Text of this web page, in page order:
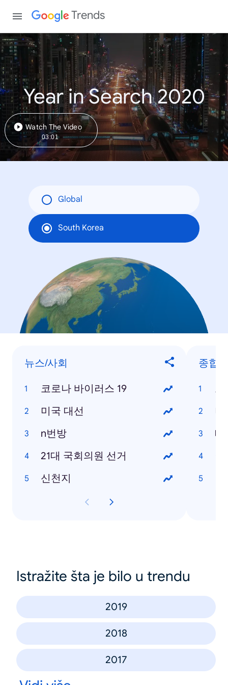
Trends
Year in Search 2020
Watch The Video
03:01
Global
South Korea
뉴스/사회
코로나 바이러스 19
미국 대선
n번방
21대 국회의원 선거
신천지
종합
코
테
Istražite šta je bilo u trendu
2019
2018
2017